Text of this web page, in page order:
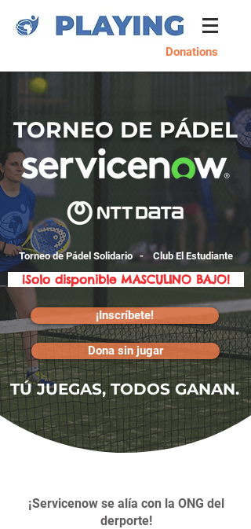
Donations
TORNEO DE PÁDEL
Torneo de Pádel Solidario - Club El Estudiante
¡Solo disponible MASCULINO BAJO!
¡Inscríbete!
Dona sin jugar
TÚ JUEGAS, TODOS GANAN.
¡Servicenow se alía con la ONG del
derporte!